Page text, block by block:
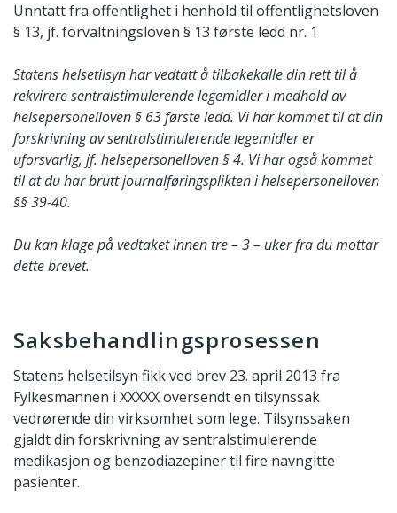
Unntatt fra offentlighet i henhold til offentlighetsloven
§ 13, jf. forvaltningsloven § 13 første ledd nr. 1
Statens helsetilsyn har vedtatt å tilbakekalle din rett til å
rekvirere sentralstimulerende legemidler i medhold av
helsepersonelloven § 63 første ledd. Vi har kommet til at din
forskrivning av sentralstimulerende legemidler er
uforsvarlig, jf. helsepersonelloven § 4. Vi har også kommet
til at du har brutt journalføringsplikten i helsepersonelloven
§§ 39-40.
Du kan klage på vedtaket innen tre – 3 – uker fra du mottar
dette brevet.
Saksbehandlingsprosessen
Statens helsetilsyn fikk ved brev 23. april 2013 fra
Fylkesmannen i XXXXX oversendt en tilsynssak
vedrørende din virksomhet som lege. Tilsynssaken
gjaldt din forskrivning av sentralstimulerende
medikasjon og benzodiazepiner til fire navngitte
pasienter.